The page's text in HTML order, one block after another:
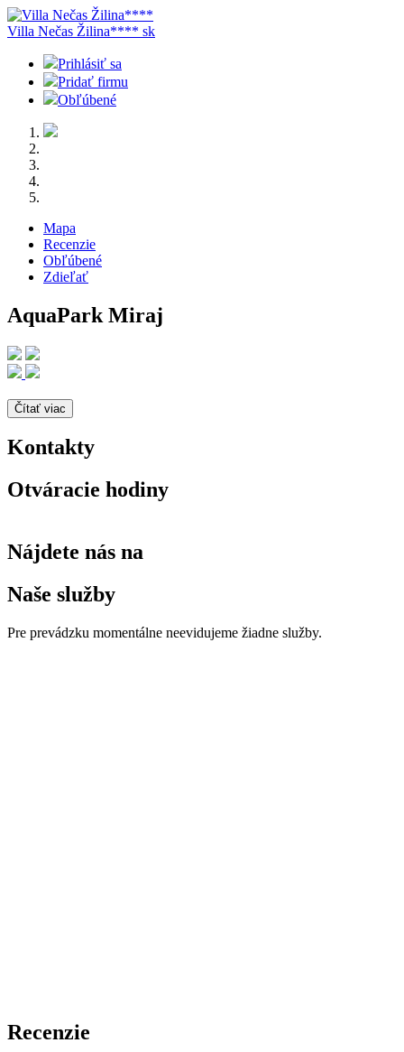
Villa Nečas Žilina**** sk
Prihlásiť sa
Pridať firmu
Obľúbené
Mapa
Recenzie
Obľúbené
Zdieľať
AquaPark Miraj
Čítať viac
Kontakty
Otváracie hodiny
Nájdete nás na
Naše služby
Pre prevádzku momentálne neevidujeme žiadne služby.
Recenzie